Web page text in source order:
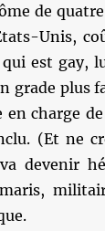
de
Unis,
est gay,
grade plus
charge
(Et ne
devenir